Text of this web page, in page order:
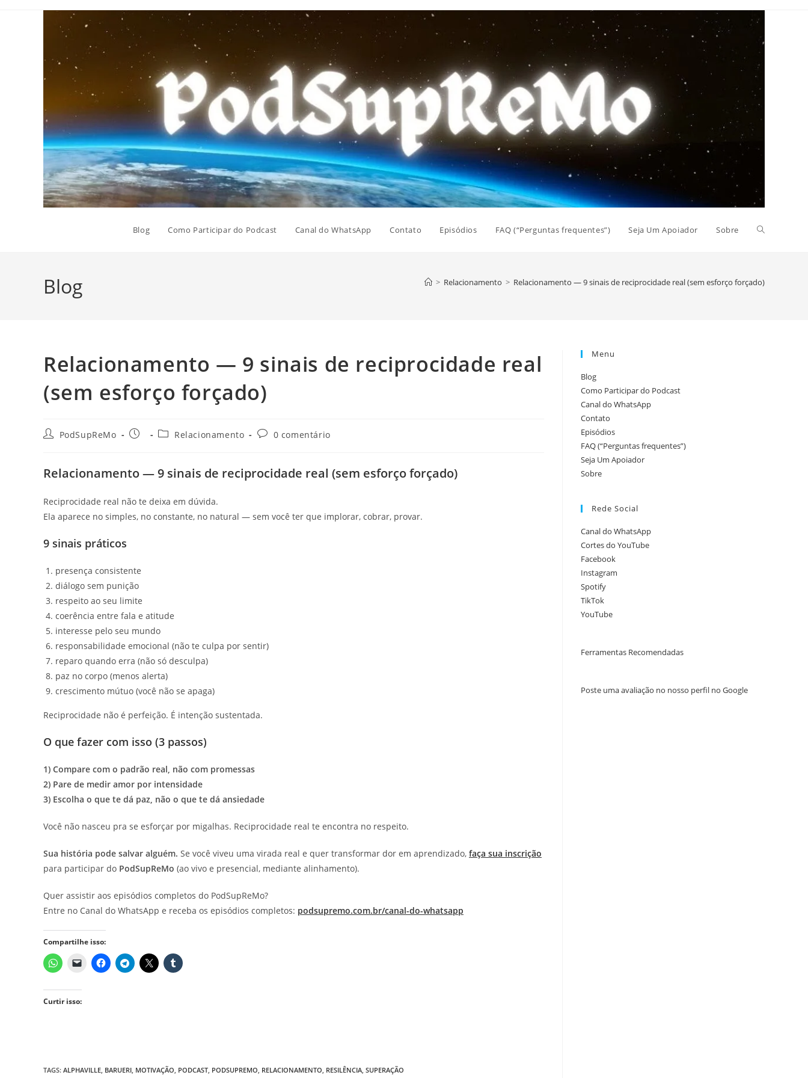
Blog Como Participar do Podcast Canal do WhatsApp Contato Episódios FAQ (“Perguntas frequentes”) Seja Um Apoiador Sobre Alternar
Blog > Relacionamento > Relacionamento — 9 sinais de reciprocidade real (sem esforço forçado)
Relacionamento — 9 sinais de reciprocidade real
(sem esforço forçado)
AutorPodSupReMo
Post
Categoria
Relacionamento
Comentários
0 comentário
Relacionamento — 9 sinais de reciprocidade real (sem esforço forçado)
Reciprocidade real não te deixa em dúvida.
Ela aparece no simples, no constante, no natural — sem você ter que implorar, cobrar, provar.
9 sinais práticos
presença consistente
diálogo sem punição
respeito ao seu limite
coerência entre fala e atitude
interesse pelo seu mundo
responsabilidade emocional (não te culpa por sentir)
reparo quando erra (não só desculpa)
paz no corpo (menos alerta)
crescimento mútuo (você não se apaga)
Reciprocidade não é perfeição. É intenção sustentada.
O que fazer com isso (3 passos)
1) Compare com o padrão real, não com promessas
2) Pare de medir amor por intensidade
3) Escolha o que te dá paz, não o que te dá ansiedade
Você não nasceu pra se esforçar por migalhas. Reciprocidade real te encontra no respeito.
Sua história pode salvar alguém. Se você viveu uma virada real e quer transformar dor em aprendizado, faça sua inscrição
para participar do PodSupReMo (ao vivo e presencial, mediante alinhamento).
Quer assistir aos episódios completos do PodSupReMo?
Entre no Canal do WhatsApp e receba os episódios completos: podsupremo.com.br/canal-do-whatsapp
Compartilhe isso:
Curtir isso:
TAGS: ALPHAVILLE, BARUERI, MOTIVAÇÃO, PODCAST, PODSUPREMO, RELACIONAMENTO, RESILÊNCIA, SUPERAÇÃO
Menu
Blog
Como Participar do Podcast
Canal do WhatsApp
Contato
Episódios
FAQ (“Perguntas frequentes”)
Seja Um Apoiador
Sobre
Rede Social
Canal do WhatsApp
Cortes do YouTube
Facebook
Instagram
Spotify
TikTok
YouTube
Ferramentas Recomendadas
Poste uma avaliação no nosso perfil no Google